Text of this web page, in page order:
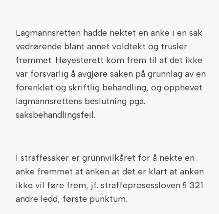
Lagmannsretten hadde nektet en anke i en sak
vedrørende blant annet voldtekt og trusler
fremmet. Høyesterett kom frem til at det ikke
var forsvarlig å avgjøre saken på grunnlag av en
forenklet og skriftlig behandling, og opphevet
lagmannsrettens beslutning pga.
saksbehandlingsfeil.
I straffesaker er grunnvilkåret for å nekte en
anke fremmet at anken at det er klart at anken
ikke vil føre frem, jf. straffeprosessloven § 321
andre ledd, første punktum.